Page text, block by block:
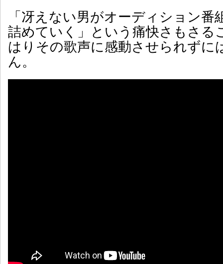
「冴えない男がオーディション番
詰めていく」という痛快さもさる
はりその歌声に感動させられずに
ん。